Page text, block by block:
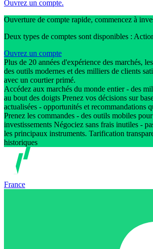
Ouvrez un compte.
Ouverture de compte rapide, commencez à
Deux types de comptes sont disponibles :
Ouvrez un compte
Plus de 20 années d'expérience des marchés,
des outils modernes et des milliers de clients
avec un courtier primé.
Accédez aux marchés du monde entier - des
au bout des doigts Prenez vos décisions sur
actualisées - opportunités et recommandations
Prenez les commandes - des outils mobiles
investissements Négociez sans frais inutiles -
les principaux instruments. Tarification
historiques
France